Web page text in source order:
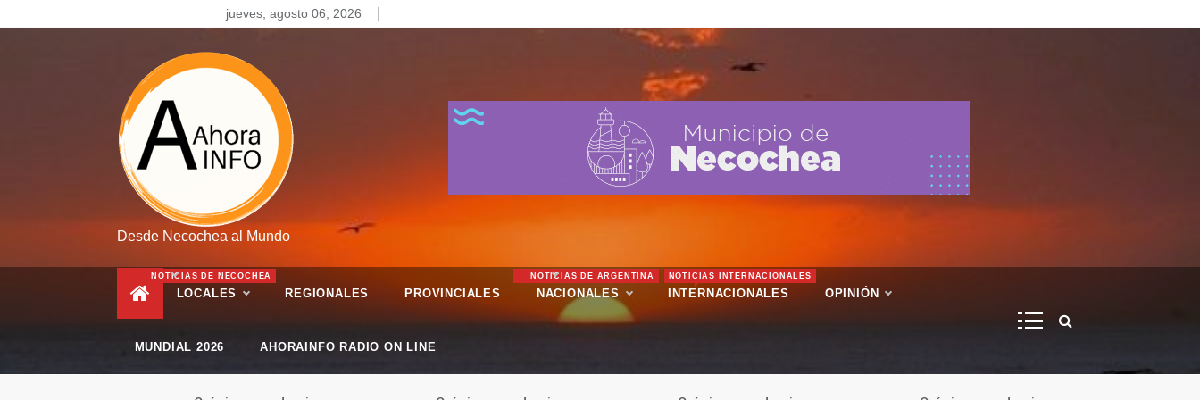
to
jueves, agosto 06, 2026
Desde Necochea al Mundo
LOCALES
NOTICIAS DE NECOCHEA
REGIONALES PROVINCIALES NACIONALES
NOTICIAS DE ARGENTINA
INTERNACIONALES
NOTICIAS INTERNACIONALES
OPINIÓN
MUNDIAL 2026 AHORAINFO RADIO ON LINE